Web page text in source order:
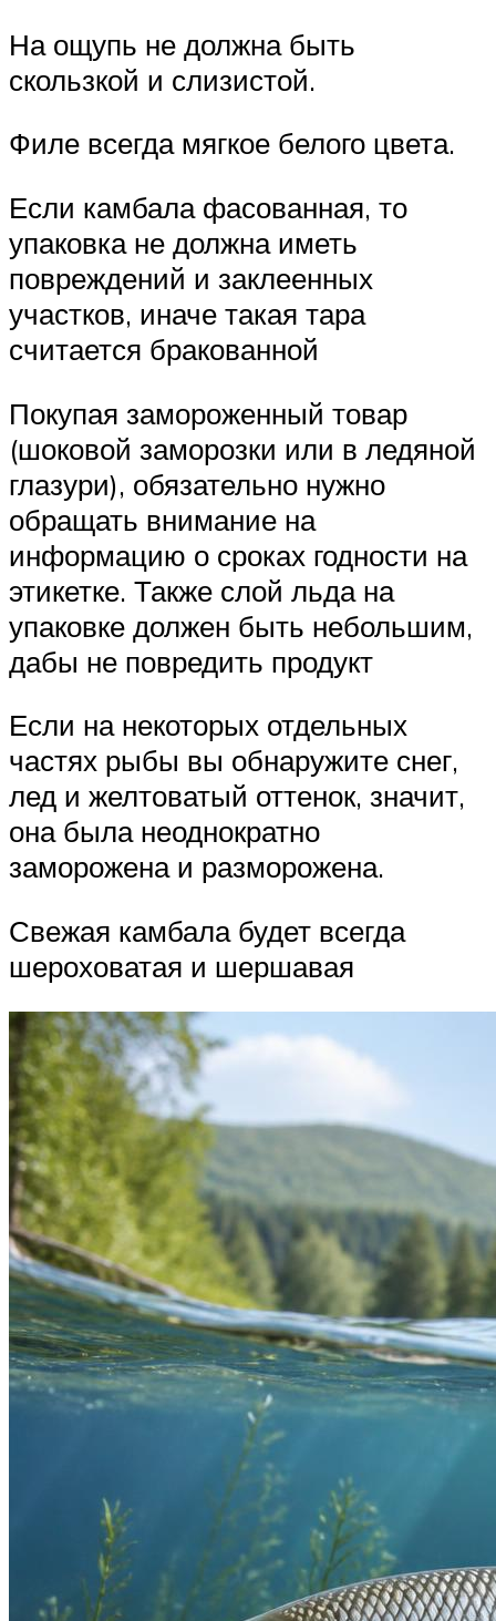
На ощупь не должна быть
скользкой и слизистой.
Филе всегда мягкое белого цвета.
Если камбала фасованная, то
упаковка не должна иметь
повреждений и заклеенных
участков, иначе такая тара
считается бракованной
Покупая замороженный товар
(шоковой заморозки или в ледяной
глазури), обязательно нужно
обращать внимание на
информацию о сроках годности на
этикетке. Также слой льда на
упаковке должен быть небольшим,
дабы не повредить продукт
Если на некоторых отдельных
частях рыбы вы обнаружите снег,
лед и желтоватый оттенок, значит,
она была неоднократно
заморожена и разморожена.
Свежая камбала будет всегда
шероховатая и шершавая